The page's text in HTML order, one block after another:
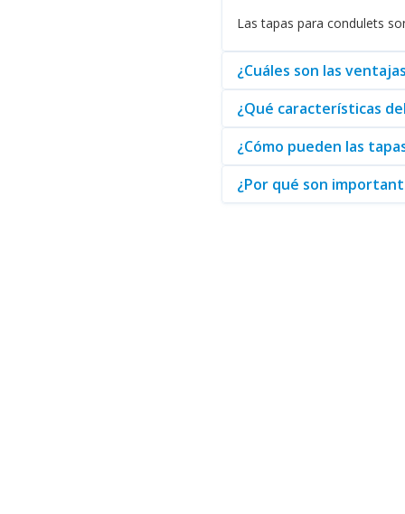
esté equipada con los
Para un abastecimiento
estos elementos es un paso
Las tapas para condulets
¿Cuáles son las
¿Qué características
¿Cómo pueden las
¿Por qué son